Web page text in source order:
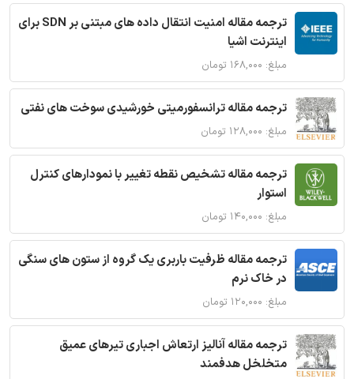
ترجمه مقاله امنیت انتقال داده های مبتنی بر SDN برای
اینترنت اشیا
مبلغ: ۱۶۸,۰۰۰ تومان
ترجمه مقاله ترانسفورمیتی خورشیدی سوخت های نفتی
مبلغ: ۱۲۸,۰۰۰ تومان
ترجمه مقاله تشخیص نقطه تغییر با نمودارهای کنترل
استوار
مبلغ: ۱۴۰,۰۰۰ تومان
ترجمه مقاله ظرفیت باربری یک گروه از ستون های سنگی
در خاک نرم
مبلغ: ۱۲۰,۰۰۰ تومان
ترجمه مقاله آنالیز ارتعاش اجباری تیرهای عمیق
متخلخل هدفمند